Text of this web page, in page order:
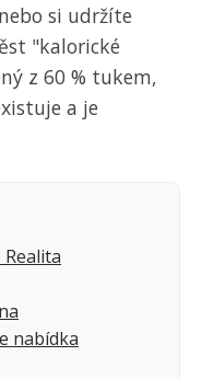
si udržíte
"kalorické
z 60 % tukem,
a je
Realita
nabídka